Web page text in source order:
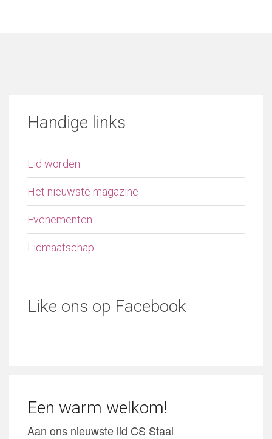
Handige links
Lid worden
Het nieuwste magazine
Evenementen
Lidmaatschap
Like ons op Facebook
Een warm welkom!
Aan ons nieuwste lid CS Staal